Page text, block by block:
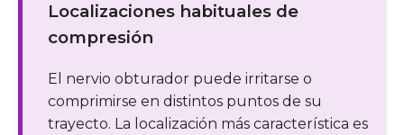
Localizaciones habituales de
compresión
El nervio obturador puede irritarse o
comprimirse en distintos puntos de su
trayecto. La localización más característica es